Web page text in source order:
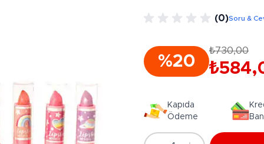
Arkadaş - Aile Kutu Oyunları
Çocuk Kutu Oyunları
Eğitici Oyunlar
Fonksiyonlu Bebekler
Oyuncak Bebek Aksesuarları
Oyuncak Bebek Setleri
Aksesuar
6-9 Yaş
(0)Soru &
%20
₺730,00
Kapıda
Ödeme